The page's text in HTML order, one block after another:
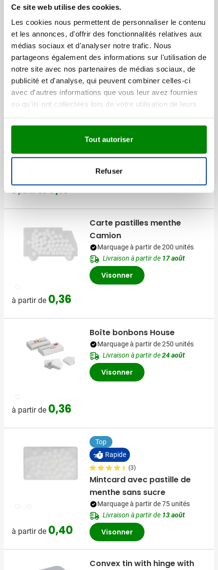
Ce site web utilise des cookies.
Les cookies nous permettent de personnaliser le contenu
et les annonces, d'offrir des fonctionnalités relatives aux
médias sociaux et d'analyser notre trafic. Nous
partageons également des informations sur l'utilisation de
notre site avec nos partenaires de médias sociaux, de
publicité et d'analyse, qui peuvent combiner celles-ci
avec d'autres informations que vous leur avez fournies
ou qu'ils ont collectées lors de votre utilisation de leurs
Tout autoriser
Refuser
031
à partir de 0,76
Super mini boîte clic-clac
Livraison à partir de24 août
Visonner
à partir de 0,16
pastille de menthe
Marquage à partir de 1000 unités
Visonner
002
à partir de 0,36
Carte pastilles menthe
Camion
Marquage à partir de 200 unités
Livraison à partir de 17 août
Visonner
002
à partir de 0,36
Boîte bonbons House
Marquage à partir de 250 unités
Livraison à partir de24 août
Visonner
002 021
à partir de 0,40
Top
Rapide
(3)
Mintcard avec pastille de
menthe sans sucre
Marquage à partir de 75 unités
Livraison à partir de 13 août
Visonner
Convex tin with hinge with